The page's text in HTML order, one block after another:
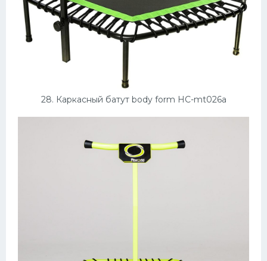
28. Каркасный батут body form HC-mt026a